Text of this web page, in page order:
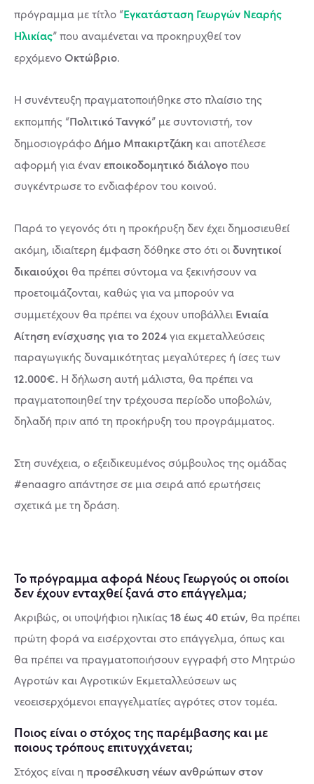
πρόγραμμα με τίτλο “Εγκατάσταση Γεωργών Νεαρής
Ηλικίας” που αναμένεται να προκηρυχθεί τον
ερχόμενοΟκτώβριο.
Η συνέντευξη πραγματοποιήθηκε στο πλαίσιο της
εκπομπής “Πολιτικό Τανγκό” με συντονιστή, τον
δημοσιογράφοΔήμο Μπακιρτζάκη και αποτέλεσε
αφορμή για ένανεποικοδομητικό διάλογοπου
συγκέντρωσε το ενδιαφέρον του κοινού.
Παρά το γεγονός ότι η προκήρυξη δεν έχει δημοσιευθεί
ακόμη, ιδιαίτερη έμφαση δόθηκε στο ότι οιδυνητικοί
δικαιούχοι θα πρέπει σύντομα να ξεκινήσουν να
προετοιμάζονται, καθώς για να μπορούν να
συμμετέχουν θα πρέπει να έχουν υποβάλλει Ενιαία
Αίτηση ενίσχυσης για το 2024για εκμεταλλεύσεις
παραγωγικής δυναμικότητας μεγαλύτερες ή ίσες των
12.000€. Η δήλωση αυτή μάλιστα, θα πρέπει να
πραγματοποιηθεί την τρέχουσα περίοδο υποβολών,
δηλαδή πριν από τη προκήρυξη του προγράμματος.
Στη συνέχεια, ο εξειδικευμένος σύμβουλος της ομάδας
#enaagro απάντησε σε μια σειρά από ερωτήσεις
σχετικά με τη δράση.
Το πρόγραμμα αφορά Νέους Γεωργούς οι οποίοι
δεν έχουν ενταχθεί ξανά στο επάγγελμα;
Ακριβώς, οι υποψήφιοι ηλικίας18 έως 40 ετών, θα πρέπει
πρώτη φορά να εισέρχονται στο επάγγελμα, όπως και
θα πρέπει να πραγματοποιήσουν εγγραφή στο Μητρώο
Αγροτών και Αγροτικών Εκμεταλλεύσεων ως
νεοεισερχόμενοι επαγγελματίες αγρότες στον τομέα.
Ποιος είναι ο στόχος της παρέμβασης και με
ποιους τρόπους επιτυγχάνεται;
Στόχος είναι η προσέλκυση νέων ανθρώπων στον